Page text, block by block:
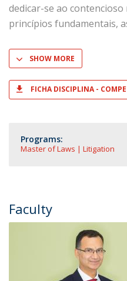
dedicar-se ao
princípios fundamentais,
SHOW MORE
FICHA DISCIPLINA -
Programs:
Master of Laws | Litigation
Faculty